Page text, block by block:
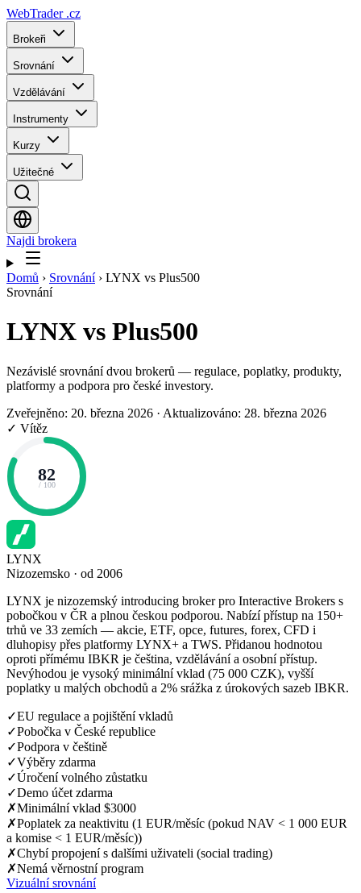
WebTrader .cz
Brokeři
Srovnání
Vzdělávání
Instrumenty
Kurzy
Užitečné
Najdi brokera
Domů › Srovnání › LYNX vs Plus500
Srovnání
LYNX vs Plus500
Nezávislé srovnání dvou brokerů — regulace, poplatky, produkty,
platformy a podpora pro české investory.
Zveřejněno: 20. března 2026 · Aktualizováno: 28. března 2026
✓ Vítěz
82
/ 100
LYNX
Nizozemsko · od 2006
LYNX je nizozemský introducing broker pro Interactive Brokers s
pobočkou v ČR a plnou českou podporou. Nabízí přístup na 150+
trhů ve 33 zemích — akcie, ETF, opce, futures, forex, CFD i
dluhopisy přes platformy LYNX+ a TWS. Přidanou hodnotou
oproti přímému IBKR je čeština, vzdělávání a osobní přístup.
Nevýhodou je vysoký minimální vklad (75 000 CZK), vyšší
poplatky u malých obchodů a 2% srážka z úrokových sazeb IBKR.
✓EU regulace a pojištění vkladů
✓Pobočka v České republice
✓Podpora v češtině
✓Výběry zdarma
✓Úročení volného zůstatku
✓Demo účet zdarma
✗Minimální vklad $3000
✗Poplatek za neaktivitu (1 EUR/měsíc (pokud NAV < 1 000 EUR
a komise < 1 EUR/měsíc))
✗Chybí propojení s dalšími uživateli (social trading)
✗Nemá věrnostní program
Vizuální srovnání